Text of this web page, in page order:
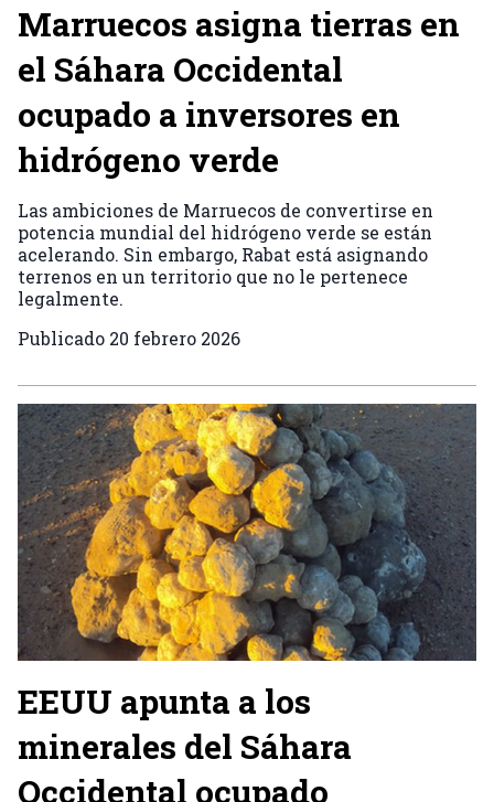
Marruecos asigna tierras en
el Sáhara Occidental
ocupado a inversores en
hidrógeno verde
Las ambiciones de Marruecos de convertirse en
potencia mundial del hidrógeno verde se están
acelerando. Sin embargo, Rabat está asignando
terrenos en un territorio que no le pertenece
legalmente.
Publicado 20 febrero 2026
EEUU apunta a los
minerales del Sáhara
Occidental ocupado